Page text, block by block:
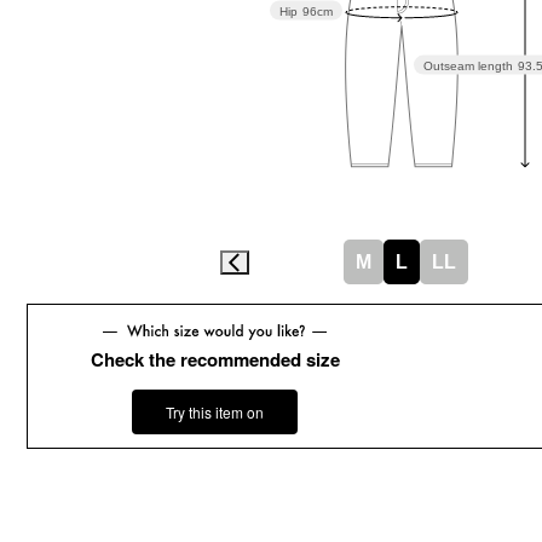
Outseam length
Hip 96cm
M L LL
Check the recommended size
Try this item on